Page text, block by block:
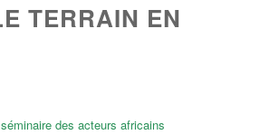
TERRAIN EN
des acteurs africains